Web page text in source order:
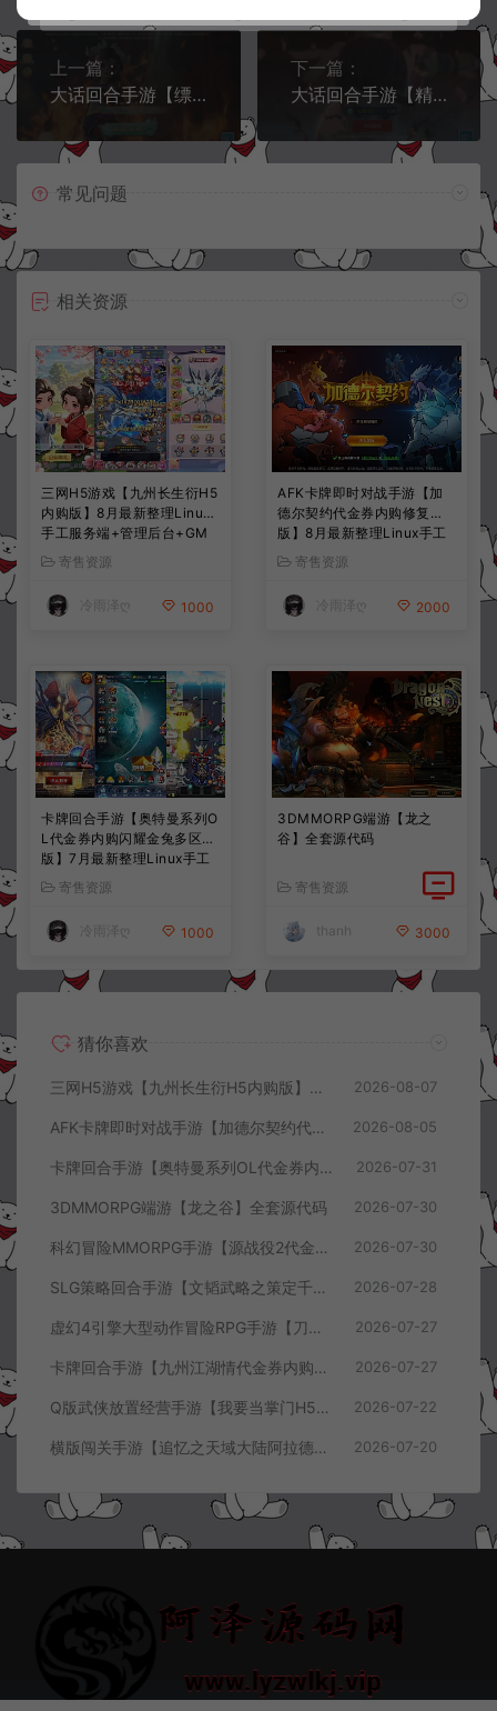
上一篇：
大话回合手游【缥缈西游之内丹小熊修复第三版】2月最新整理Linux手工服务端+管理后台+安卓苹果双端+详细搭建教程+视频教程
下一篇：
大话回合手游【精品西游之仙路西游超变版】3月最新整理Linux手工服务端+管理后台+代理后台+安卓苹果双端+详细搭建教程+视频教程
常见问题
相关资源
三网H5游戏【九州长生衍H5
内购版】8月最新整理Linux
手工服务端+管理后台+GM
授权后台+简易安卓客户端
+详细搭建教程+视频教程
寄售资源
冷雨泽ღ 1000
AFK卡牌即时对战手游【加
德尔契约代金券内购修复
版】8月最新整理Linux手工
服务端+前后端全套源码+CD
K授权后台+安卓苹果双端
+详细搭建教程+视频教程
寄售资源
冷雨泽ღ 2000
卡牌回合手游【奥特曼系列O
L代金券内购闪耀金兔多区
版】7月最新整理Linux手工
服务端+加解密工具+CDK授
权后台+安卓+详细搭建教程
+视频教程
寄售资源
冷雨泽ღ 1000
3DMMORPG端游【龙之
谷】全套源代码
寄售资源
thanh 3000
猜你喜欢
三网H5游戏【九州长生衍H5内购版】8月最新整理Linux手工服务端+管理后台+GM授权后台+简易安卓客户端+详细搭建教程+视频教程 2026-08-07
AFK卡牌即时对战手游【加德尔契约代金券内购修复版】8月最新整理Linux手工服务端+前后端全套源码+CDK授权后台+安卓苹果双端+详细搭建教程+视频教程 2026-08-05
卡牌回合手游【奥特曼系列OL代金券内购闪耀金兔多区版】7月最新整理Linux手工服务端+加解密工具+CDK授权后台+安卓+详细搭建教程+视频教程 2026-07-31
3DMMORPG端游【龙之谷】全套源代码 2026-07-30
科幻冒险MMORPG手游【源战役2代金券内购开区版】7月最新整理Linux手工服务端+配套源码+多功能管理后台+支付后台+CDK授权后台+安卓+详细搭建教程+视频教程 2026-07-30
SLG策略回合手游【文韬武略之策定千军代金券内购版】7月最新整理Linux手工服务端+前后端全套源码+管理后台+CDK授权后台+PC安卓+详细搭建教程+视频教程 2026-07-28
虚幻4引擎大型动作冒险RPG手游【刀锋战记2-邪恶回归】7月最新整理Linux手工服务端+全套前后端源码+管理后台+CDK授权后台+PC安卓苹果+详细搭建教程+视频教程 2026-07-27
卡牌回合手游【九州江湖情代金券内购版】7月最新整理Linux手工服务端+CDK授权后台+安卓苹果双端+详细搭建教程+视频教程 2026-07-27
Q版武侠放置经营手游【我要当掌门H5代金券内购版】7月最新整理Linux手工服务端+全套前后端源码+CDK授权后台+H5安卓苹果三端+详细搭建教程+视频教程 2026-07-22
横版闯关手游【追忆之天域大陆阿拉德[60帧]】7月最新整理Linux手工服务端+客户端源码+管理后台+GM授权后台+安卓苹果双端+详细搭建教程+视频教程 2026-07-20